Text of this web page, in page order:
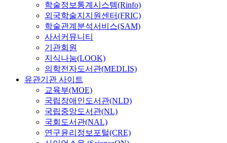
학술정보통계시스템(Rinfo)
외국학술지지원센터(FRIC)
학술관계분석서비스(SAM)
사서커뮤니티
기관회원
지식나눔(LOOK)
의학전자도서관(MEDLIS)
유관기관 사이트
교육부(MOE)
국립장애인도서관(NLD)
국립중앙도서관(NL)
국회도서관(NAL)
연구윤리정보포털(CRE)